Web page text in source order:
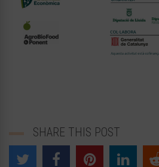
SHARE THIS POST